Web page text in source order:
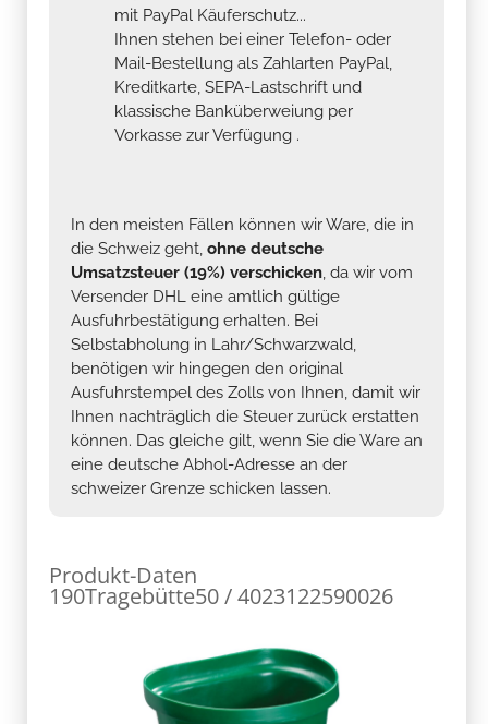
mit PayPal Käuferschutz...
Ihnen stehen bei einer Telefon- oder
Mail-Bestellung als Zahlarten PayPal,
Kreditkarte, SEPA-Lastschrift und
klassische Banküberweiung per
Vorkasse zur Verfügung .
In den meisten Fällen können wir Ware, die in
die Schweiz geht, ohne deutsche
Umsatzsteuer (19%) verschicken, da wir vom
Versender DHL eine amtlich gültige
Ausfuhrbestätigung erhalten. Bei
Selbstabholung in Lahr/Schwarzwald,
benötigen wir hingegen den original
Ausfuhrstempel des Zolls von Ihnen, damit wir
Ihnen nachträglich die Steuer zurück erstatten
können. Das gleiche gilt, wenn Sie die Ware an
eine deutsche Abhol-Adresse an der
schweizer Grenze schicken lassen.
Produkt-Daten
190Tragebütte50 / 4023122590026